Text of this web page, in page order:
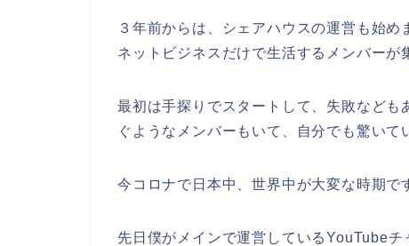
３年前からは、シェアハウスの運営も始め
ネットビジネスだけで生活するメンバーが
最初は手探りでスタートして、失敗など
ぐようなメンバーもいて、自分でも驚いて
今コロナで日本中、世界中が大変な時期で
先日僕がメインで運営しているYouTube